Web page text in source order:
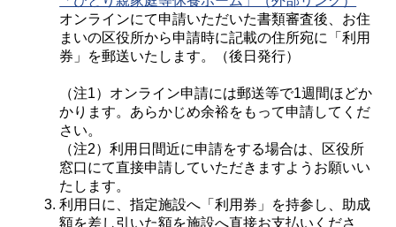
オンラインにて申請いただいた書類審査後、お住
まいの区役所から申請時に記載の住所宛に「利用
券」を郵送いたします。（後日発行）
（注1）オンライン申請には郵送等で1週間ほどか
かります。あらかじめ余裕をもって申請してくだ
さい。
（注2）利用日間近に申請をする場合は、区役所
窓口にて直接申請していただきますようお願いい
たします。
利用日に、指定施設へ「利用券」を持参し、助成
額を差し引いた額を施設へ直接お支払いくださ